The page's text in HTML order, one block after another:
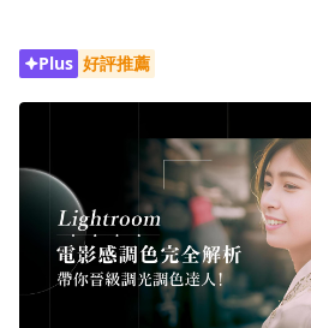
Plus 好評推薦